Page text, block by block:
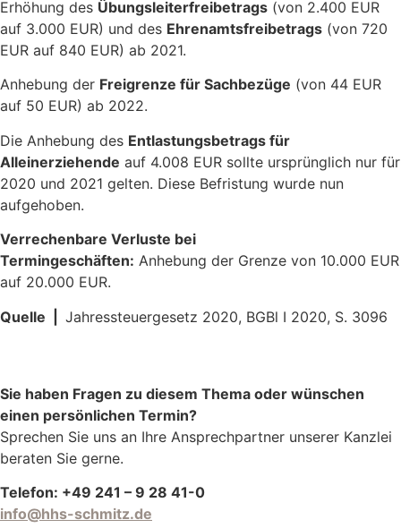
Erhöhung des Übungsleiterfreibetrags (von 2.400 EUR
auf 3.000 EUR) und des Ehrenamtsfreibetrags (von 720
EUR auf 840 EUR) ab 2021.
Anhebung der Freigrenze für Sachbezüge (von 44 EUR
auf 50 EUR) ab 2022.
Die Anhebung des Entlastungsbetrags für
Alleinerziehende auf 4.008 EUR sollte ursprünglich nur für
2020 und 2021 gelten. Diese Befristung wurde nun
aufgehoben.
Verrechenbare Verluste bei
Termingeschäften: Anhebung der Grenze von 10.000 EUR
auf 20.000 EUR.
Quelle |
Jahressteuergesetz 2020, BGBl I 2020, S. 3096
Sie haben Fragen zu diesem Thema oder wünschen
einen persönlichen Termin?
Sprechen Sie uns an Ihre Ansprechpartner unserer Kanzlei
beraten Sie gerne.
Telefon: +49 241 – 9 28 41-0
info@hhs-schmitz.de